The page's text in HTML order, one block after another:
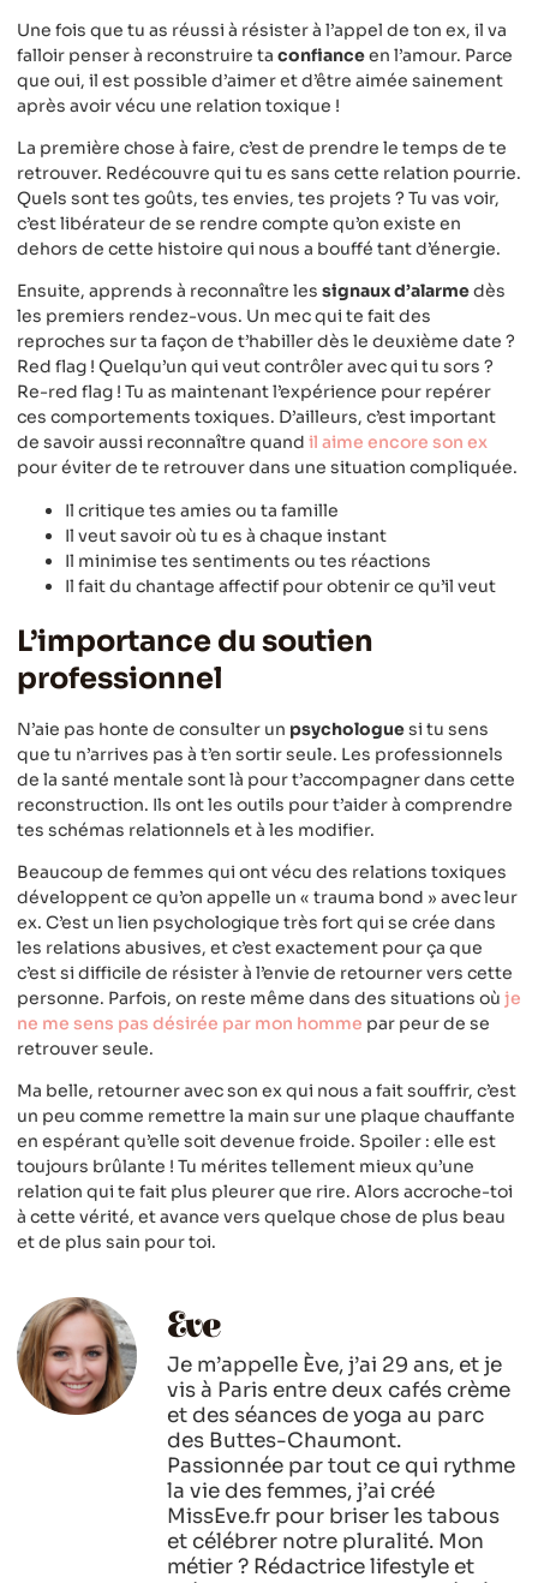
Une fois que tu as réussi à résister à l’appel de ton ex, il va
falloir penser à reconstruire ta confianceen l’amour. Parce
que oui, il est possible d’aimer et d’être aimée sainement
après avoir vécu une relation toxique !
La première chose à faire, c’est de prendre le temps de te
retrouver. Redécouvre qui tu es sans cette relation pourrie.
Quels sont tes goûts, tes envies, tes projets ? Tu vas voir,
c’est libérateur de se rendre compte qu’on existe en
dehors de cette histoire qui nous a bouffé tant d’énergie.
Ensuite, apprends à reconnaître les signaux d’alarmedès
les premiers rendez-vous. Un mec qui te fait des
reproches sur ta façon de t’habiller dès le deuxième date ?
Red flag ! Quelqu’un qui veut contrôler avec qui tu sors ?
Re-red flag ! Tu as maintenant l’expérience pour repérer
ces comportements toxiques. D’ailleurs, c’est important
de savoir aussi reconnaître quand il aime encore son ex
pour éviter de te retrouver dans une situation compliquée.
Il critique tes amies ou ta famille
Il veut savoir où tu es à chaque instant
Il minimise tes sentiments ou tes réactions
Il fait du chantage affectif pour obtenir ce qu’il veut
L’importance du soutien
professionnel
N’aie pas honte de consulter un psychologuesi tu sens
que tu n’arrives pas à t’en sortir seule. Les professionnels
de la santé mentale sont là pour t’accompagner dans cette
reconstruction. Ils ont les outils pour t’aider à comprendre
tes schémas relationnels et à les modifier.
Beaucoup de femmes qui ont vécu des relations toxiques
développent ce qu’on appelle un « trauma bond » avec leur
ex. C’est un lien psychologique très fort qui se crée dans
les relations abusives, et c’est exactement pour ça que
c’est si difficile de résister à l’envie de retourner vers cette
personne. Parfois, on reste même dans des situations où je
ne me sens pas désirée par mon homme par peur de se
retrouver seule.
Ma belle, retourner avec son ex qui nous a fait souffrir, c’est
un peu comme remettre la main sur une plaque chauffante
en espérant qu’elle soit devenue froide. Spoiler : elle est
toujours brûlante ! Tu mérites tellement mieux qu’une
relation qui te fait plus pleurer que rire. Alors accroche-toi
à cette vérité, et avance vers quelque chose de plus beau
et de plus sain pour toi.
Eve
Je m’appelle Ève, j’ai 29 ans, et je
vis à Paris entre deux cafés crème
et des séances de yoga au parc
des Buttes-Chaumont.
Passionnée par tout ce qui rythme
la vie des femmes, j’ai créé
MissEve.fr pour briser les tabous
et célébrer notre pluralité. Mon
métier ? Rédactrice lifestyle et